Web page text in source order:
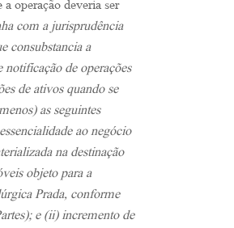
operação deveria ser
com a jurisprudência
consubstancia a
notificação de operações
de ativos quando se
as seguintes
ao negócio
na destinação
objeto para a
Prada, conforme
e (ii) incremento de